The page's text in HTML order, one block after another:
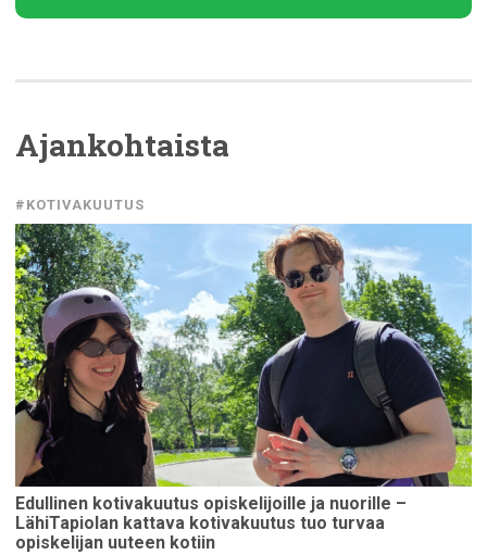
Ajankohtaista
#KOTIVAKUUTUS
Edullinen kotivakuutus opiskelijoille ja nuorille –
LähiTapiolan kattava kotivakuutus tuo turvaa
opiskelijan uuteen kotiin